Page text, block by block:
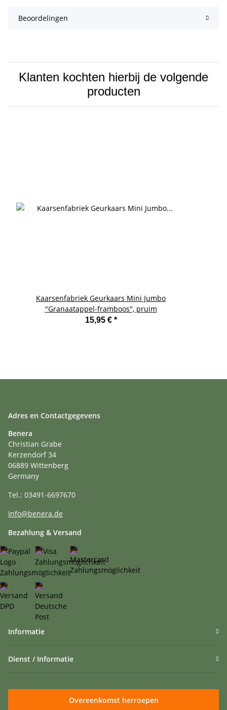
Beoordelingen
Klanten kochten hierbij de volgende
producten
Kaarsenfabriek Geurkaars Mini Jumbo
"Granaatappel-framboos", pruim
15,95 € *
Adres en Contactgegevens
Benera
Christian Grabe
Kerzendorf 34
06889 Wittenberg
Germany
Tel.: 03491-6697670
Info@benera.de
Bezahlung & Versand
Informatie
Dienst / Informatie
Overeenkomst herroepen